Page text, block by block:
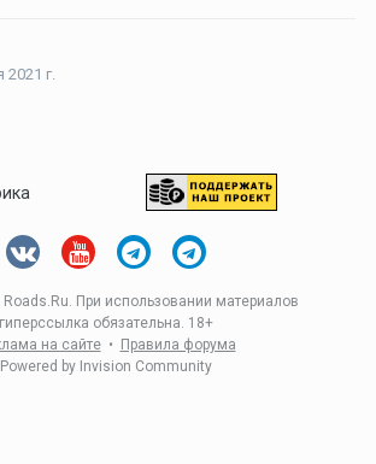
2021 г.
и 2 других
Roads.Ru. При использовании материалов
гиперссылка обязательна. 18+
на сайте•
Правила форума
Powered by Invision Community